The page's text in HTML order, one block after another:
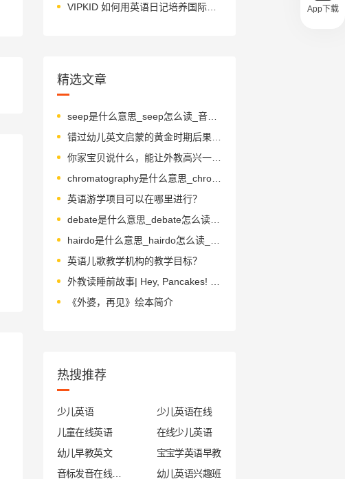
VIPKID 如何用英语日记培养国际化人才？
精选文章
seep是什么意思_seep怎么读_音标si-p
错过幼儿英文启蒙的黄金时期后果很严重
你家宝贝说什么，能让外教高兴一整年？(有奖征集)
chromatography是什么意思_chromatography怎么读_音标ˌkrəʊməˈtɒgrəfɪ
英语游学项目可以在哪里进行？
debate是什么意思_debate怎么读_音标dɪ'beɪt
英语儿歌教学机构的教学目标？
《外婆，再见》绘本简介
热搜推荐
少儿英语
少儿英语在线
儿童在线英语
在线少儿英语
幼儿早教英文
宝宝学英语早教
幼儿英语兴趣班
App下载